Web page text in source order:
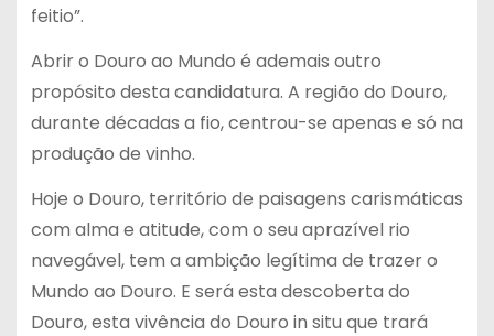
feitio”.
Abrir o Douro ao Mundo é ademais outro
propósito desta candidatura. A região do Douro,
durante décadas a fio, centrou-se apenas e só na
produção de vinho.
Hoje o Douro, território de paisagens carismáticas
com alma e atitude, com o seu aprazível rio
navegável, tem a ambição legítima de trazer o
Mundo ao Douro. E será esta descoberta do
Douro, esta vivência do Douro in situ que trará